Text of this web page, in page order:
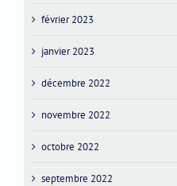
février 2023
janvier 2023
décembre 2022
novembre 2022
octobre 2022
septembre 2022